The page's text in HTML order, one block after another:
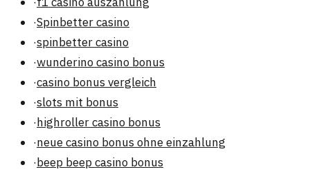
·Spinbetter casino
·spinbetter casino
·wunderino casino bonus
·casino bonus vergleich
·slots mit bonus
·highroller casino bonus
·neue casino bonus ohne einzahlung
·beep beep casino bonus